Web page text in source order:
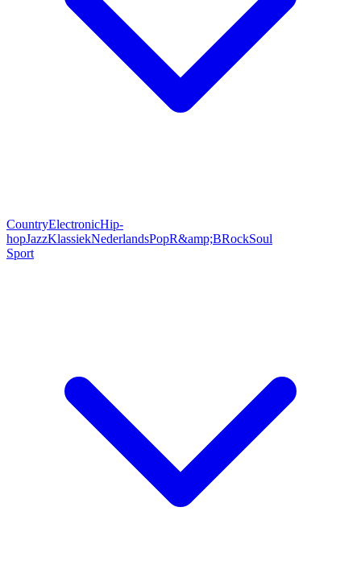
CountryElectronicHip-
hopJazzKlassiekNederlandsPopR&amp;BRockSoul
Sport